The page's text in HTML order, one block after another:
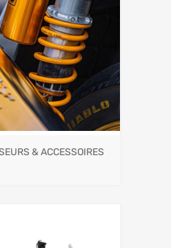
& ACCESSOIRES